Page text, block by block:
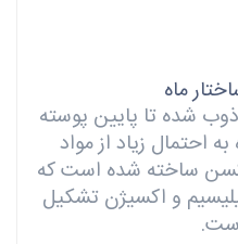
شده تا پایین پوسته
احتمال زیاد از مواد
ساخته شده است که
و اکسیژن تشکیل